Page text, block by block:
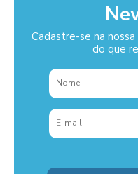
Cadastre-se na
do que